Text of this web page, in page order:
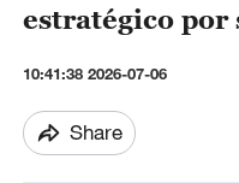
estratégico por
10:41:38 2026-07-06
Share